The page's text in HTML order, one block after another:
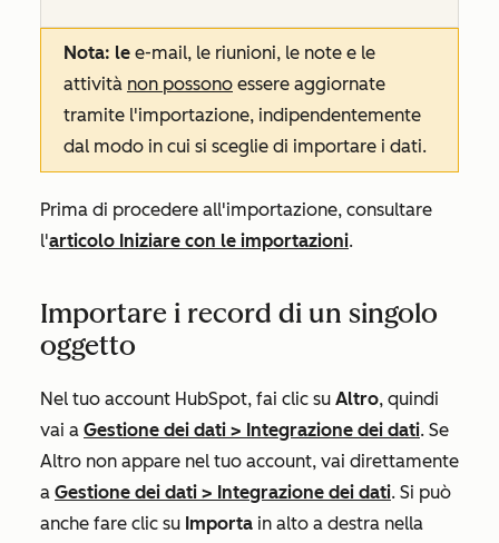
Nota: le e-mail, le riunioni, le note e le
attività non possono essere aggiornate
tramite l'importazione, indipendentemente
dal modo in cui si sceglie di importare i dati.
Prima di procedere all'importazione, consultare
l'articolo Iniziare con le importazioni.
Importare i record di un singolo
oggetto
Nel tuo account HubSpot, fai clic su Altro, quindi
vai a Gestione dei dati > Integrazione dei dati. Se
Altro non appare nel tuo account, vai direttamente
a Gestione dei dati > Integrazione dei dati. Si può
anche fare clic su Importa in alto a destra nella